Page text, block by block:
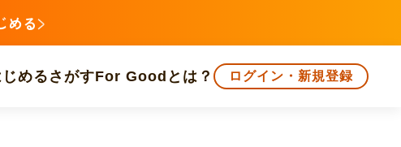
める
める さがすFor Goodとは？ ログイン・新規登録